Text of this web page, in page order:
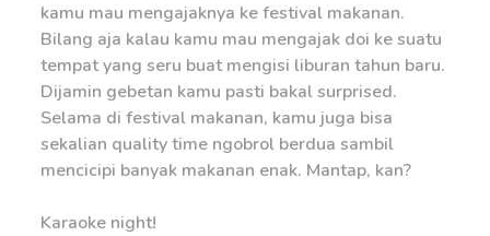
kamu mau mengajaknya ke festival makanan.
Bilang aja kalau kamu mau mengajak doi ke suatu
tempat yang seru buat mengisi liburan tahun baru.
Dijamin gebetan kamu pasti bakal surprised.
Selama di festival makanan, kamu juga bisa
sekalian quality time ngobrol berdua sambil
mencicipi banyak makanan enak. Mantap, kan?
Karaoke night!